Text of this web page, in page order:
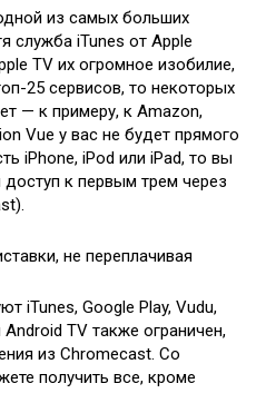
из самых больших
служба iTunes от Apple
TV их огромное изобилие,
25 сервисов, то некоторых
— к примеру, к Amazon,
Vue у вас не будет прямого
iPhone, iPod или iPad, то вы
к первым трем через
iTunes, Google Play, Vudu,
TV также ограничен,
из Chromecast. Со
получить все, кроме